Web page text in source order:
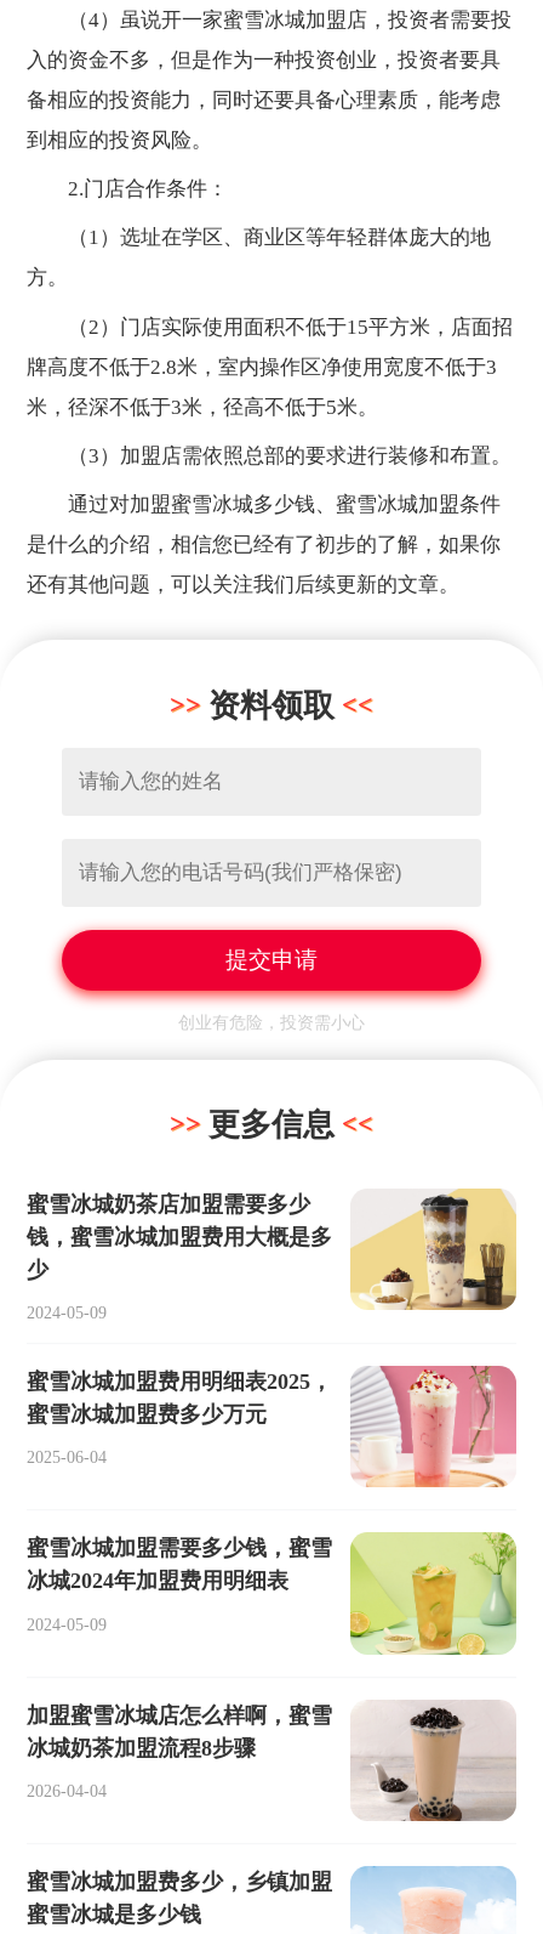
（4）虽说开一家蜜雪冰城加盟店，投资者需要投
入的资金不多，但是作为一种投资创业，投资者要具
备相应的投资能力，同时还要具备心理素质，能考虑
到相应的投资风险。
2.门店合作条件：
（1）选址在学区、商业区等年轻群体庞大的地
方。
（2）门店实际使用面积不低于15平方米，店面招
牌高度不低于2.8米，室内操作区净使用宽度不低于3
米，径深不低于3米，径高不低于5米。
（3）加盟店需依照总部的要求进行装修和布置。
通过对加盟蜜雪冰城多少钱、蜜雪冰城加盟条件
是什么的介绍，相信您已经有了初步的了解，如果你
还有其他问题，可以关注我们后续更新的文章。
资料领取
创业有危险，投资需小心
更多信息
蜜雪冰城奶茶店加盟需要多少
钱，蜜雪冰城加盟费用大概是多
少
2024-05-09
蜜雪冰城加盟费用明细表2025，
蜜雪冰城加盟费多少万元
2025-06-04
蜜雪冰城加盟需要多少钱，蜜雪
冰城2024年加盟费用明细表
2024-05-09
加盟蜜雪冰城店怎么样啊，蜜雪
冰城奶茶加盟流程8步骤
2026-04-04
蜜雪冰城加盟费多少，乡镇加盟
蜜雪冰城是多少钱